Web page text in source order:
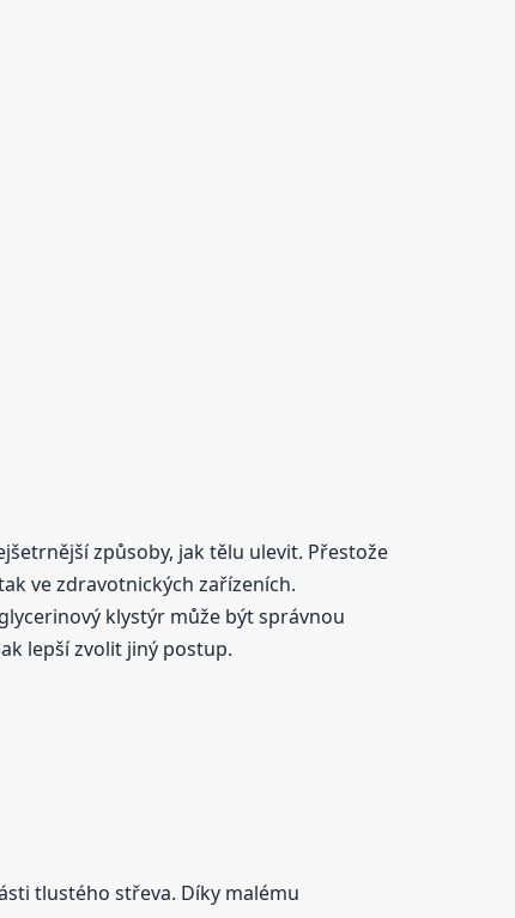
způsoby, jak tělu ulevit. Přestože
ve zdravotnických zařízeních.
klystýr může být správnou
lepší zvolit jiný postup.
tlustého střeva. Díky malému